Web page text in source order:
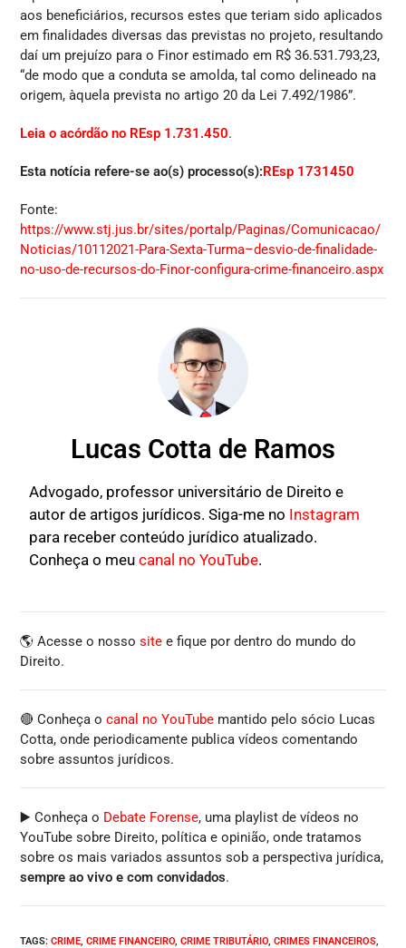
aos beneficiários, recursos estes que teriam sido aplicados
em finalidades diversas das previstas no projeto, resultando
daí um prejuízo para o Finor estimado em R$ 36.531.793,23,
“de modo que a conduta se amolda, tal como delineado na
origem, àquela prevista no artigo 20 da Lei 7.492/1986”.
Leia o acórdão no REsp 1.731.450.
Esta notícia refere-se ao(s) processo(s):REsp 1731450
Fonte:
https://www.stj.jus.br/sites/portalp/Paginas/Comunicacao/
Noticias/10112021-Para-Sexta-Turma–desvio-de-finalidade-
no-uso-de-recursos-do-Finor-configura-crime-financeiro.aspx
Lucas Cotta de Ramos
Advogado, professor universitário de Direito e
autor de artigos jurídicos. Siga-me no Instagram
para receber conteúdo jurídico atualizado.
Conheça o meucanal no YouTube.
🌎 Acesse o nossosite e fique por dentro do mundo do
Direito.
🔴 Conheça ocanal no YouTube mantido pelo sócio Lucas
Cotta, onde periodicamente publica vídeos comentando
sobre assuntos jurídicos.
▶️ Conheça o Debate Forense, uma playlist de vídeos no
YouTube sobre Direito, política e opinião, onde tratamos
sobre os mais variados assuntos sob a perspectiva jurídica,
sempre ao vivo e com convidados.
TAGS:CRIME, CRIME FINANCEIRO, CRIME TRIBUTÁRIO, CRIMES FINANCEIROS,